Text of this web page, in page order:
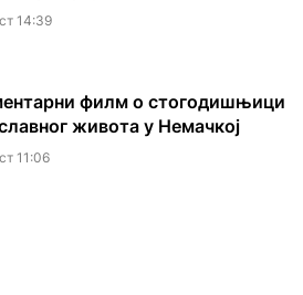
14:39
филм о стогодишњици
живота у Немачкој
11:06